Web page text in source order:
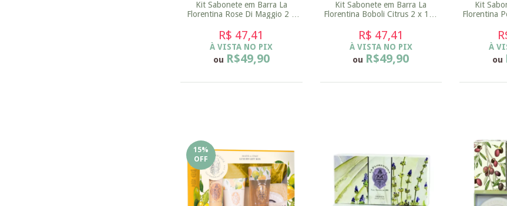
Kit Sabonete em Barra La
Florentina Rose Di Maggio 2 x
R$ 47,41
À VISTA NO PIX
ou R$49,90
Kit Sabonete em Barra La
Florentina Boboli Citrus 2 x 115
R$ 47,41
À VISTA NO PIX
ou R$49,90
Kit
Florentina
À
ou
15%
OFF